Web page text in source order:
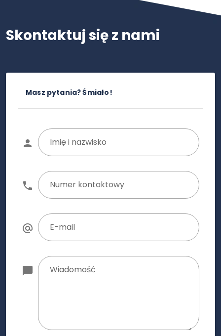
Skontaktuj się z nami
Masz pytania? Śmiało!
Imię i nazwisko
Numer kontaktowy
E-mail
Wiadomość